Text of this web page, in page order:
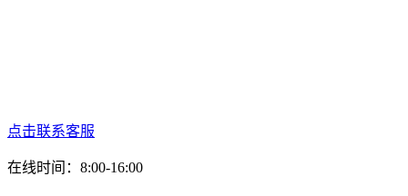
点击联系客服
在线时间：8:00-16:00